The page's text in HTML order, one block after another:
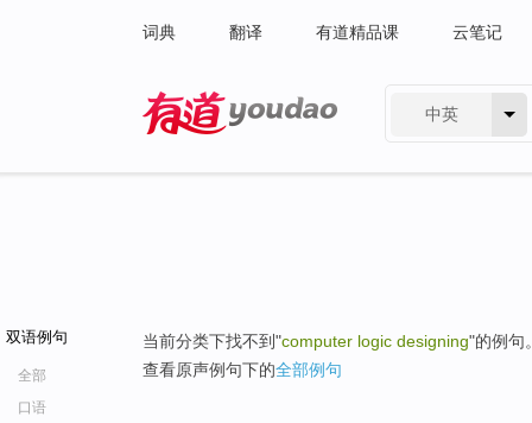
词典 翻译 有道精品课 云笔记
中英
双语例句
全部
口语
当前分类下找不到"computer logic designing"的例句
查看原声例句下的全部例句